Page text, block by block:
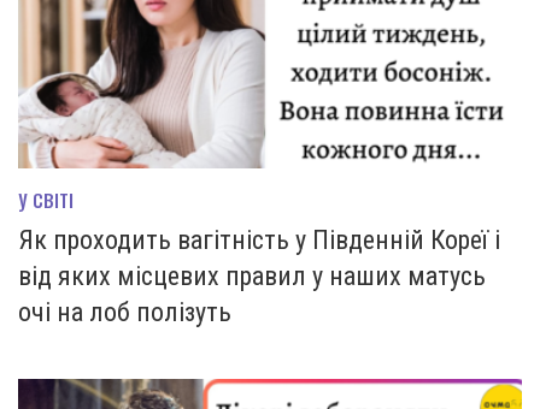
У СВІТІ
Як проходить вагітність у Південній Кореї і
від яких місцевих правил у наших матусь
очі на лоб полізуть